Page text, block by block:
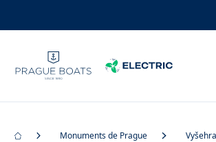
Monuments de Prague